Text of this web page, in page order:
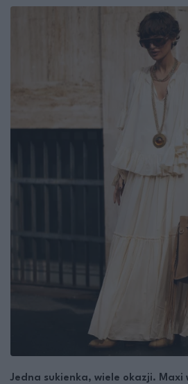
Jedna sukienka, wiele okazji. Maxi